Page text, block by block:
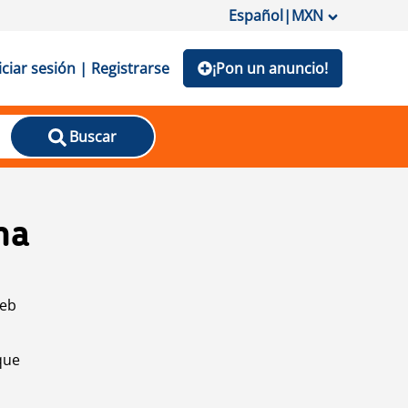
Español|MXN
sesión | Registrarse ¡Pon un anuncio!
Buscar